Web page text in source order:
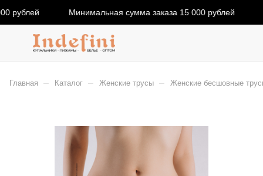
рублей Минимальная сумма заказа 15 000 рублей
Главная – Каталог – Женские трусы – Женские бесшовные